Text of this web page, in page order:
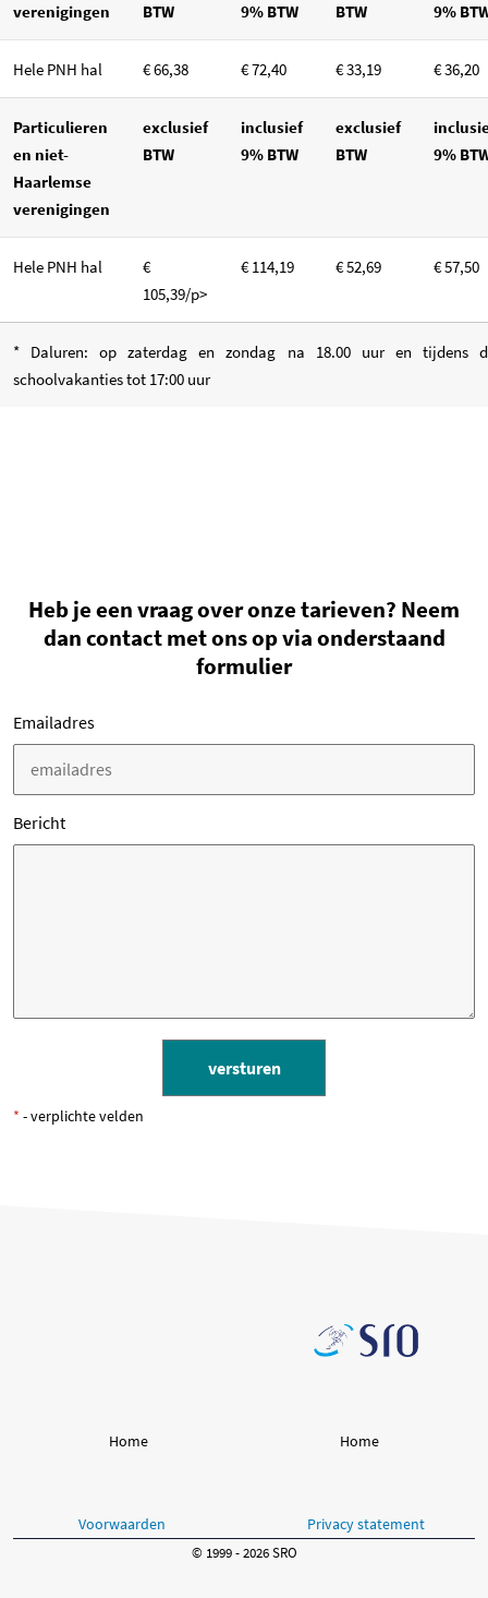
verenigingen
BTW
9% BTW
BTW
9%
Hele PNH hal € 66,38 € 72,40 € 33,19 € 36,20
Particulieren
en niet-
Haarlemse
verenigingen
exclusief
BTW
inclusief
9% BTW
exclusief
BTW
9%
Hele PNH hal
€
105,39/p>
€ 114,19 € 52,69 € 57,50
* Daluren: op zaterdag en zondag na 18.00 uur en tijdens
schoolvakanties tot 17:00 uur
Heb je een vraag over onze tarieven? Neem
dan contact met ons op via onderstaand
formulier
Emailadres
Bericht
* - verplichte velden
Home Home
Voorwaarden Privacy statement
© 1999 - 2026 SRO